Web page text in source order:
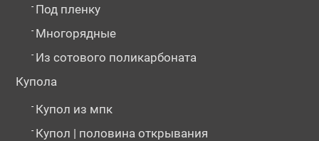
- Под пленку
- Многорядные
- Из сотового поликарбоната
Купола
- Купол из мпк
- Купол | половина открывания